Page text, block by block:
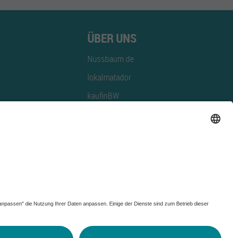
ÜBER UNS
Nussbaum.de
lokalmatador
kaufinBW